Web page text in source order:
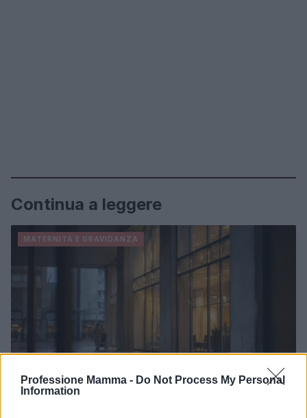
Professione Mamma - Do Not Process My Personal
Information
Continua a leggere
MATERNITÀ E GRAVIDANZA